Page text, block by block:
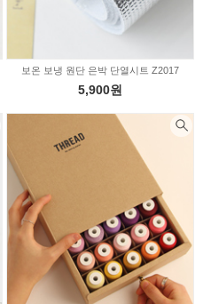
보온 보냉 원단 은박 단열시트 Z2017
5,900원